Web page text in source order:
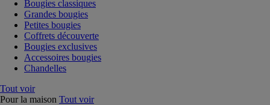
Bougies classiques
Grandes bougies
Petites bougies
Coffrets découverte
Bougies exclusives
Accessoires bougies
Chandelles
Tout voir
Pour la maison Tout voir